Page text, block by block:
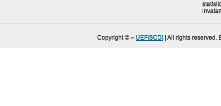
Copyright © – UEFISCDI | All rights